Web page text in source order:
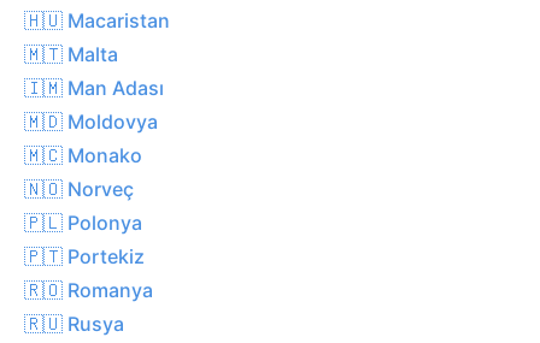
🇭🇺 Macaristan
🇲🇹 Malta
🇮🇲 Man Adası
🇲🇩 Moldovya
🇲🇨 Monako
🇳🇴 Norveç
🇵🇱 Polonya
🇵🇹 Portekiz
🇷🇴 Romanya
🇷🇺 Rusya